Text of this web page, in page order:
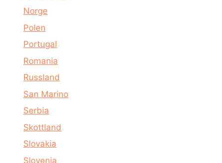
Norge
Polen
Portugal
Romania
Russland
San Marino
Serbia
Skottland
Slovakia
Slovenia